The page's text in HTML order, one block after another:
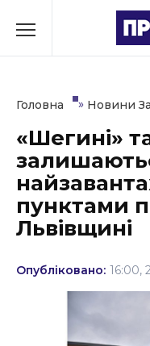
до
Культура
Освіта
Події
Політика
Спорт
Головна » Новини
«Шегині»
пунктами
Львівщині
Опубліковано: 16:00,